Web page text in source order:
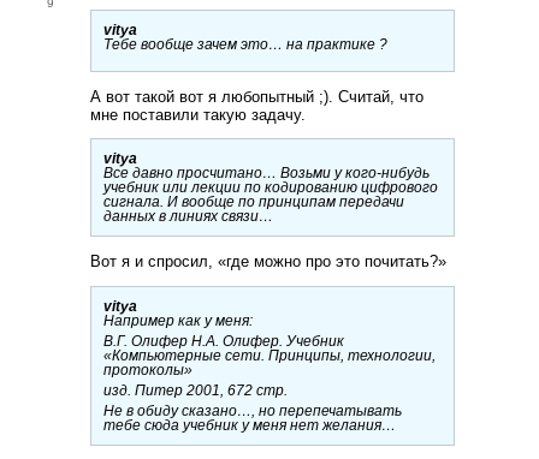
9
vitya
Тебе вообще зачем это… на практике ?
А вот такой вот я любопытный ;). Считай, что
мне поставили такую задачу.
vitya
Все давно просчитано… Возьми у кого-нибудь
учебник или лекции по кодированию цифрового
сигнала. И вообще по принципам передачи
данных в линиях связи…
Вот я и спросил, «где можно про это почитать?»
vitya
Например как у меня:
В.Г. Олифер Н.А. Олифер. Учебник
«Компьютерные сети. Принципы, технологии,
протоколы»
изд. Питер 2001, 672 стр.
Не в обиду сказано…, но перепечатывать
тебе сюда учебник у меня нет желания…